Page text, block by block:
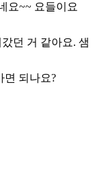
요~~ 요들이요
던 거 같아요. 샘
면 되나요?